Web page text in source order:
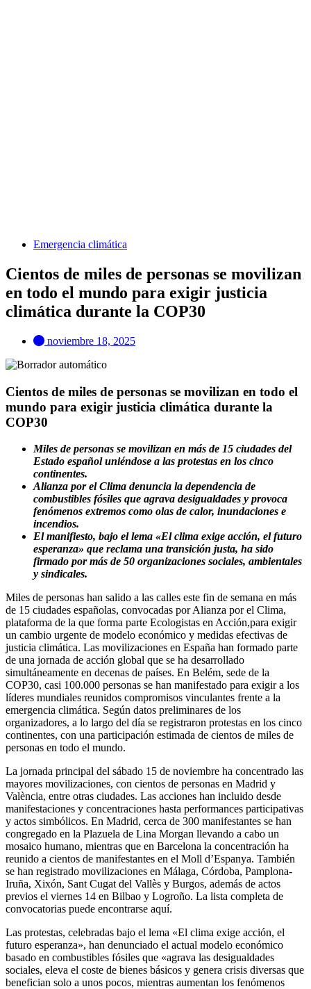
Emergencia climática
Cientos de miles de personas se movilizan
en todo el mundo para exigir justicia
climática durante la COP30
noviembre 18, 2025
Cientos de miles de personas se movilizan en todo el
mundo para exigir justicia climática durante la
COP30
Miles de personas se movilizan en más de 15 ciudades del
Estado español uniéndose a las protestas en los cinco
continentes.
Alianza por el Clima denuncia la dependencia de
combustibles fósiles que agrava desigualdades y provoca
fenómenos extremos como olas de calor, inundaciones e
incendios.
El manifiesto, bajo el lema «El clima exige acción, el futuro
esperanza» que reclama una transición justa, ha sido
firmado por más de 50 organizaciones sociales, ambientales
y sindicales.
Miles de personas han salido a las calles este fin de semana en más
de 15 ciudades españolas, convocadas por Alianza por el Clima,
plataforma de la que forma parte Ecologistas en Acción,para exigir
un cambio urgente de modelo económico y medidas efectivas de
justicia climática. Las movilizaciones en España han formado parte
de una jornada de acción global que se ha desarrollado
simultáneamente en decenas de países. En Belém, sede de la
COP30, casi 100.000 personas se han manifestado para exigir a los
líderes mundiales reunidos compromisos vinculantes frente a la
emergencia climática. Según datos preliminares de los
organizadores, a lo largo del día se registraron protestas en los cinco
continentes, con una participación estimada de cientos de miles de
personas en todo el mundo.
La jornada principal del sábado 15 de noviembre ha concentrado las
mayores movilizaciones, con cientos de personas en Madrid y
València, entre otras ciudades. Las acciones han incluido desde
manifestaciones y concentraciones hasta performances participativas
y actos simbólicos. En Madrid, cerca de 300 manifestantes se han
congregado en la Plazuela de Lina Morgan llevando a cabo un
mosaico humano, mientras que en Barcelona la concentración ha
reunido a cientos de manifestantes en el Moll d’Espanya. También
se han registrado movilizaciones en Málaga, Córdoba, Pamplona-
Iruña, Xixón, Sant Cugat del Vallès y Burgos, además de actos
previos el viernes 14 en Bilbao y Logroño. La lista completa de
convocatorias puede encontrarse aquí.
Las protestas, celebradas bajo el lema «El clima exige acción, el
futuro esperanza», han denunciado el actual modelo económico
basado en combustibles fósiles que «agrava las desigualdades
sociales, eleva el coste de bienes básicos y genera crisis diversas que
benefician solo a unos pocos, mientras aumentan los fenómenos